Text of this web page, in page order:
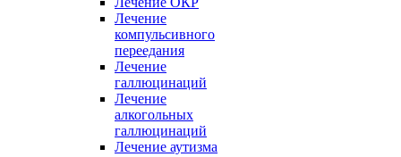
Лечение
компульсивного
переедания
Лечение
галлюцинаций
Лечение
алкогольных
галлюцинаций
Лечение аутизма